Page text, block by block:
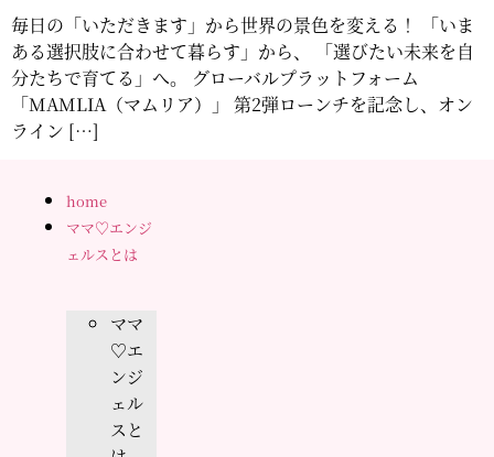
毎日の「いただきます」から世界の景色を変える！ 「いま
ある選択肢に合わせて暮らす」から、 「選びたい未来を自
分たちで育てる」へ。 グローバルプラットフォーム
「MAMLIA（マムリア）」 第2弾ローンチを記念し、オン
ライン […]
home
ママ♡エンジ
ェルスとは
ママ
♡エ
ンジ
ェル
スと